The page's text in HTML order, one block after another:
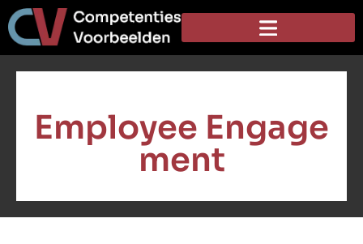
Employee Engage
ment